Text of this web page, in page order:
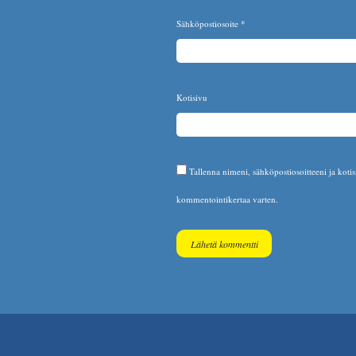
Sähköpostiosoite *
Kotisivu
Tallenna nimeni, sähköpostiosoitteeni ja
kommentointikertaa varten.